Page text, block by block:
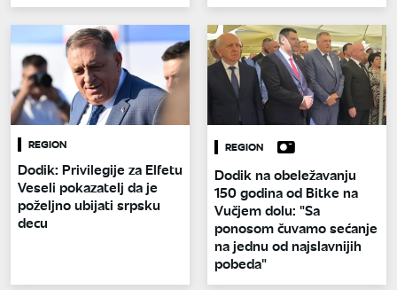
REGION
Dodik: Privilegije za Elfetu
Veseli pokazatelj da je
poželjno ubijati srpsku
decu
REGION
Dodik na obeležavanju
150 godina od Bitke na
Vučjem dolu: "Sa
ponosom čuvamo sećanje
na jednu od najslavnijih
pobeda"